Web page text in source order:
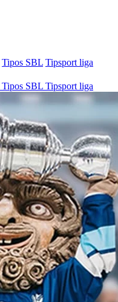
Tipos SBL Tipsport liga
Tipos SBL Tipsport liga